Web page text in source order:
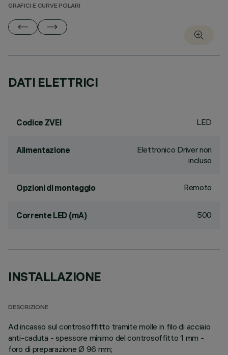
GRAFICI E CURVE POLARI
DATI ELETTRICI
Codice ZVEI LED
Alimentazione
Elettronico Driver non
incluso
Opzioni di montaggio Remoto
Corrente LED (mA) 500
INSTALLAZIONE
DESCRIZIONE
Ad incasso sul controsoffitto tramite molle in filo di acciaio
anti-caduta - spessore minimo del controsoffitto 1 mm -
foro di preparazione Ø 96 mm;